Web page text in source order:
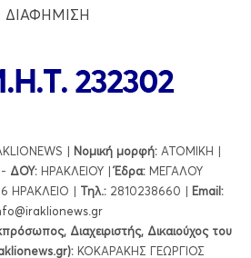
ΔΙΑΦΗΜΙΣΗ
| Νομική μορφή: ΑΤΟΜΙΚΗ |
ΔΟΥ: ΗΡΑΚΛΕΙΟΥ |Έδρα: ΜΕΓΑΛΟΥ
ΗΡΑΚΛΕΙΟ | Τηλ.: 2810238660 | Εmail:
Διαχειριστής, Δικαιούχος του
ΚΟΚΑΡΑΚΗΣ ΓΕΩΡΓΙΟΣ